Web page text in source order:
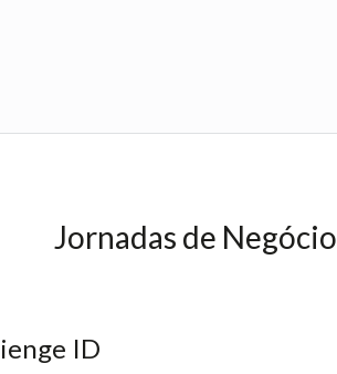
Jornadas de Negócio
ID